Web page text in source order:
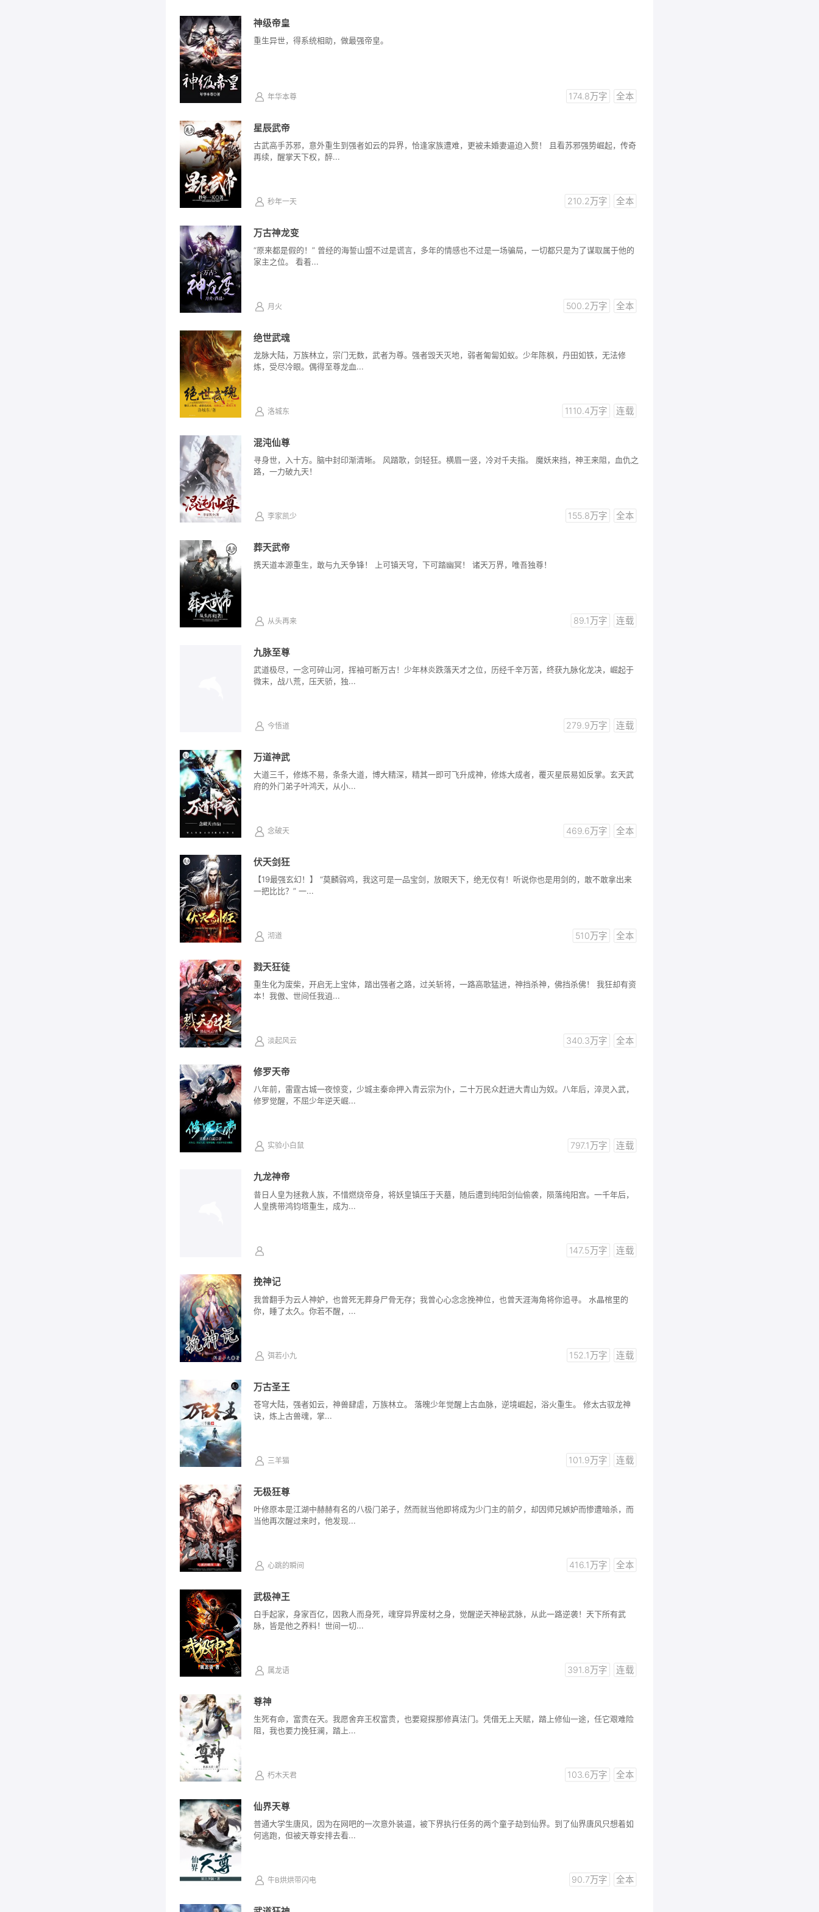
神级帝皇
重生异世，得系统相助，做最强帝皇。
年华本尊 174.8万字 全本
星辰武帝
古武高手苏邪，意外重生到强者如云的异界，恰逢家族遭难，更被未婚妻逼迫入赘！ 且看苏邪强势崛起，传奇
再续，醒掌天下权，醉...
秒年一天 210.2万字 全本
万古神龙变
“原来都是假的！” 曾经的海誓山盟不过是谎言，多年的情感也不过是一场骗局，一切都只是为了谋取属于他的
家主之位。 看着...
月火 500.2万字 全本
绝世武魂
龙脉大陆，万族林立，宗门无数，武者为尊。强者毁天灭地，弱者匍匐如蚁。少年陈枫，丹田如铁，无法修
炼，受尽冷眼。偶得至尊龙血...
洛城东 1110.4万字 连载
混沌仙尊
寻身世，入十方。脑中封印渐清晰。 风踏歌，剑轻狂。横眉一竖，冷对千夫指。 魔妖来挡，神王来阻，血仇之
路，一力破九天！
李家凯少 155.8万字 全本
葬天武帝
携天道本源重生，敢与九天争锋！ 上可镇天穹，下可踏幽冥！ 诸天万界，唯吾独尊！
从头再来 89.1万字 连载
九脉至尊
武道极尽，一念可碎山河，挥袖可断万古！少年林炎跌落天才之位，历经千辛万苦，终获九脉化龙决，崛起于
微末，战八荒，压天骄，独...
今悟道 279.9万字 连载
万道神武
大道三千，修炼不易，条条大道，博大精深，精其一即可飞升成神，修炼大成者，覆灭星辰易如反掌。玄天武
府的外门弟子叶鸿天，从小...
念破天 469.6万字 全本
伏天剑狂
【19最强玄幻！】 “莫麟弱鸡，我这可是一品宝剑，放眼天下，绝无仅有！听说你也是用剑的，敢不敢拿出来
一把比比？” 一...
沏道 510万字 全本
戮天狂徒
重生化为废柴，开启无上宝体，踏出强者之路，过关斩将，一路高歌猛进，神挡杀神，佛挡杀佛！ 我狂却有资
本！我傲、世间任我逍...
淡起风云 340.3万字 全本
修罗天帝
八年前，雷霆古城一夜惊变，少城主秦命押入青云宗为仆，二十万民众赶进大青山为奴。八年后，淬灵入武，
修罗觉醒，不屈少年逆天崛...
实验小白鼠 797.1万字 连载
九龙神帝
昔日人皇为拯救人族，不惜燃烧帝身，将妖皇镇压于天墓，随后遭到纯阳剑仙偷袭，陨落纯阳宫。一千年后，
人皇携带鸿钧塔重生，成为...
147.5万字 连载
挽神记
我曾翻手为云人神妒，也曾死无葬身尸骨无存；我曾心心念念挽神位，也曾天涯海角将你追寻。 水晶棺里的
你，睡了太久。你若不醒，...
弭若小九 152.1万字 连载
万古圣王
苍穹大陆，强者如云，神兽肆虐，万族林立。 落魄少年觉醒上古血脉，逆境崛起，浴火重生。 修太古驭龙神
诀，炼上古兽魂，掌...
三羊猫 101.9万字 连载
无极狂尊
叶修原本是江湖中赫赫有名的八极门弟子，然而就当他即将成为少门主的前夕，却因师兄嫉妒而惨遭暗杀，而
当他再次醒过来时，他发现...
心跳的瞬间 416.1万字 全本
武极神王
白手起家，身家百亿，因救人而身死，魂穿异界废材之身，觉醒逆天神秘武脉，从此一路逆袭！天下所有武
脉，皆是他之养料！世间一切...
属龙语 391.8万字 连载
尊神
生死有命，富贵在天。我愿舍弃王权富贵，也要窥探那修真法门。凭借无上天赋，踏上修仙一途，任它艰难险
阻，我也要力挽狂澜，踏上...
朽木天君 103.6万字 全本
仙界天尊
普通大学生唐风，因为在网吧的一次意外装逼，被下界执行任务的两个童子劫到仙界。到了仙界唐风只想着如
何逃跑，但被天尊安排去看...
牛B烘烘带闪电 90.7万字 全本